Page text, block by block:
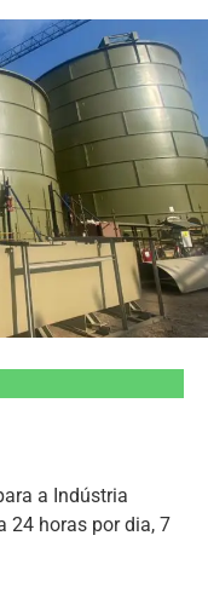
a Indústria
24 horas por dia, 7